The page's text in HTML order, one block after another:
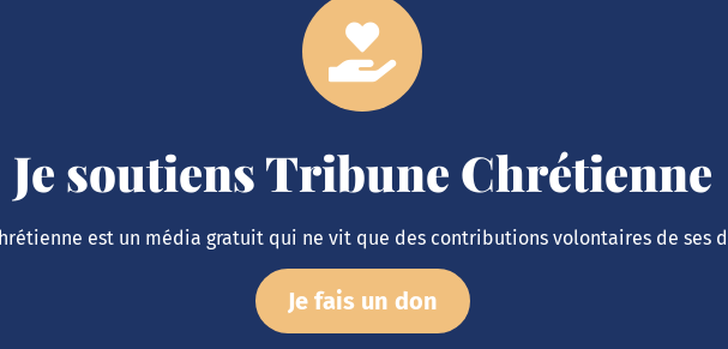
Je soutiens Tribune Chrétienne
est un média gratuit qui ne vit que des contributions volontaires de ses
Je fais un don